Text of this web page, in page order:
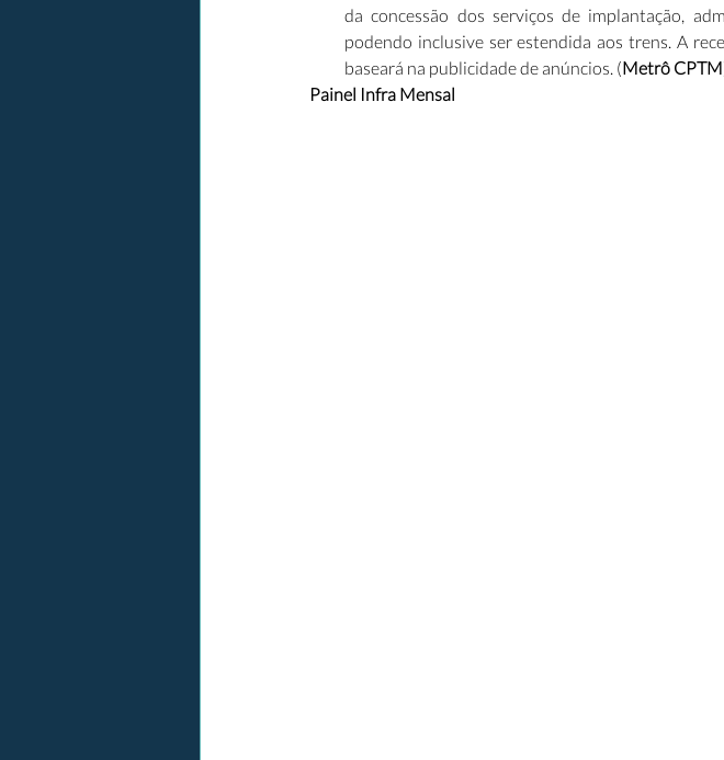
da concessão dos serviços de implantação,
podendo inclusive ser estendida aos trens. A
baseará na publicidade de anúncios. (Metrô CPTM
Painel Infra Mensal